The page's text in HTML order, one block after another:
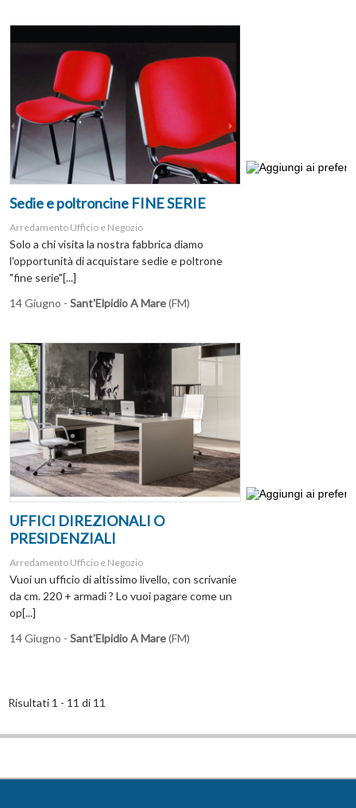
Sedie e poltroncine FINE SERIE
Arredamento Ufficio e Negozio
Solo a chi visita la nostra fabbrica diamo
l'opportunità di acquistare sedie e poltrone
"fine serie"[...]
14 Giugno - Sant'Elpidio A Mare(FM)
UFFICI DIREZIONALI O
PRESIDENZIALI
Arredamento Ufficio e Negozio
Vuoi un ufficio di altissimo livello, con scrivanie
da cm. 220 + armadi ? Lo vuoi pagare come un
op[...]
14 Giugno - Sant'Elpidio A Mare(FM)
Risultati 1 - 11 di 11